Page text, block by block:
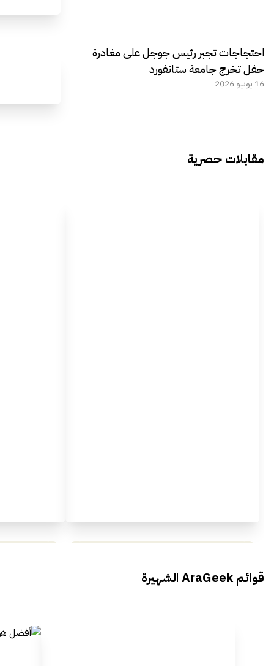
احتجاجات تجبر رئيس جوجل على مغادرة
حفل تخرج جامعة ستانفورد
16 يونيو 2026
مقابلات حصرية
Everything Egypt
قوائم AraGeek الشهيرة